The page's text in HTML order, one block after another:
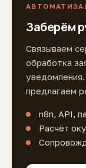
Заберём
Связываем
обработка
предлагаем
n8n, API,
Расчёт